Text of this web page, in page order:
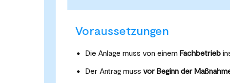
Voraussetzungen
Die Anlage muss von einem Fachbetrieb
Der Antrag muss vor Beginn der